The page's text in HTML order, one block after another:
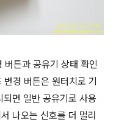
튼과 공유기 상태 확인
경 버튼은 원터치로 기
면 일반 공유기로 사용
나오는 신호를 더 멀리